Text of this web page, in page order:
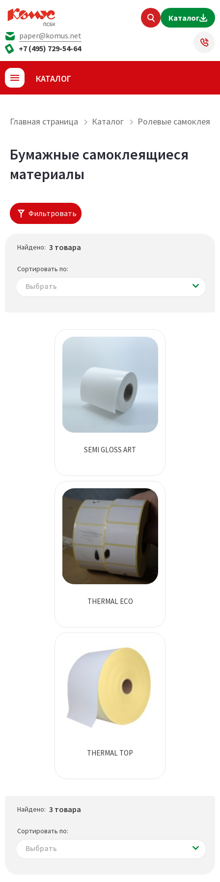
Каталог
paper@komus.net
+7 (495) 729-54-64
КАТАЛОГ
Главная страница Каталог Ролевые
Бумажные самоклеящиеся
материалы
Фильтровать
Найдено: 3 товара
Сортировать по:
Выбрать
SEMI GLOSS ART
THERMAL ECO
THERMAL TOP
Найдено: 3 товара
Сортировать по:
Выбрать